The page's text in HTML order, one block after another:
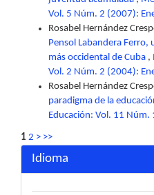
Vol. 5 Núm. 2 (2007):
Rosabel Hernández
Pensol Labandera Ferro,
más occidental de Cuba ,
Vol. 2 Núm. 2 (2004):
Rosabel Hernández
paradigma de la
Educación: Vol. 11
1 2 > >>
Idioma